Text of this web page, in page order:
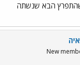
שהתפרץ הבא שנשתה
New